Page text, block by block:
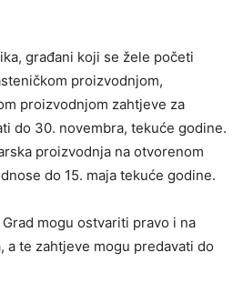
građani koji se žele početi
proizvodnjom,
proizvodnjom zahtjeve za
do 30. novembra, tekuće godine.
proizvodnja na otvorenom
do 15. maja tekuće godine.
mogu ostvariti pravo i na
a te zahtjeve mogu predavati do